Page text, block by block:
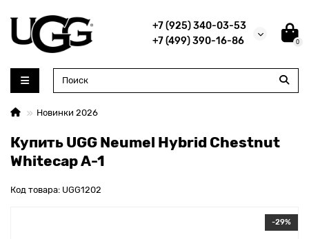
+7 (925) 340-03-53
+7 (499) 390-16-86
0
Новинки 2026
Купить UGG Neumel Hybrid Chestnut
Whitecap А-1
Код товара: UGG1202
-29%